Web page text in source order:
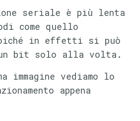
seriale è più lenta
come quello
in effetti si può
bit solo alla volta.
immagine vediamo lo
appena